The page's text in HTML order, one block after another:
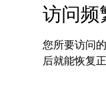
访问频
您所要访问
后就能恢复